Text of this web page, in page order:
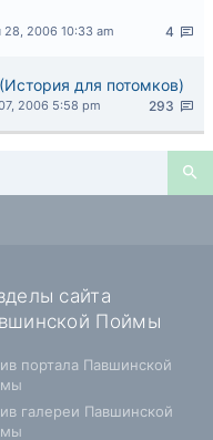
4
28, 2006 10:33 am
для потомков)
293
2006 5:58 pm
сайта
Поймы
портала Павшинской
галереи Павшинской